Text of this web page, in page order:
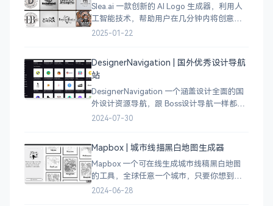
Slea.ai 一款创新的 AI Logo 生成器，利用人
工智能技术，帮助用户在几分钟内将创意变
成精美的品牌 Logo。无论你是初创企业、电
2025-01-22
DesignerNavigation | 国外优秀设计导航
站
DesignerNavigation 一个涵盖设计全面的国
外设计资源导航，跟 Boss设计导航一样都是
分门别类的划分设计灵感、资讯、UI 资源、
2024-07-30
Mapbox | 城市线描黑白地图生成器
Mapbox 一个可在线生成城市线稿黑白地图
的工具，全球任意一个城市，只要你想到的
城市，直接搜索城市名称，自动生成该城市
2024-06-28